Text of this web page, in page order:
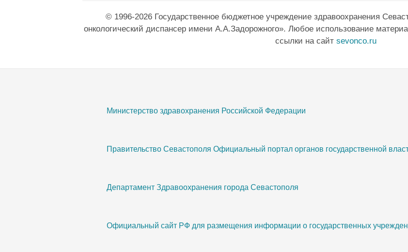
© 1996-2026 Государственное бюджетное учреждение здравоохранения
онкологический диспансер имени А.А.Задорожного». Любое использование
ссылки на сайт sevonco.ru
Министерство здравохранения Российской Федерации
Правительство Севастополя Официальный портал органов государственной
Департамент Здравоохранения города Севастополя
Официальный сайт РФ для размещения информации о государственных